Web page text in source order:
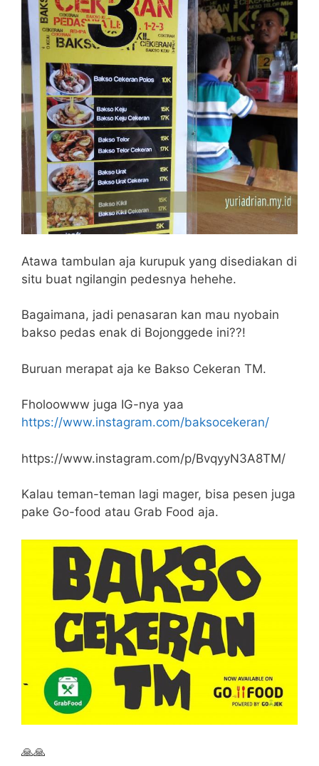
Atawa tambulan aja kurupuk yang disediakan di
situ buat ngilangin pedesnya hehehe.
Bagaimana, jadi penasaran kan mau nyobain
bakso pedas enak di Bojonggede ini??!
Buruan merapat aja ke Bakso Cekeran TM.
Fholoowww juga IG-nya yaa
https://www.instagram.com/baksocekeran/
https://www.instagram.com/p/BvqyyN3A8TM/
Kalau teman-teman lagi mager, bisa pesen juga
pake Go-food atau Grab Food aja.
🙏🙏